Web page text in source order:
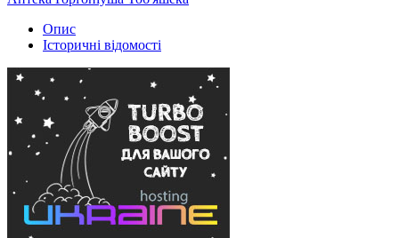
Опис
Історичні відомості